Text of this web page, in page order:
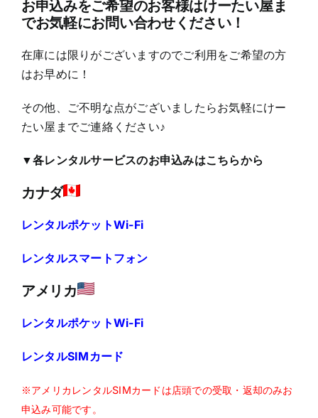
お申込みをご希望のお客様はけーたい屋ま
でお気軽にお問い合わせください！
在庫には限りがございますのでご利用をご希望の方
はお早めに！
その他、ご不明な点がございましたらお気軽にけー
たい屋までご連絡ください♪
▼各レンタルサービスのお申込みはこちらから
カナダ
レンタルポケットWi-Fi
レンタルスマートフォン
アメリカ
レンタルポケットWi-Fi
レンタルSIMカード
※アメリカレンタルSIMカードは店頭での受取・返却のみお
申込み可能です。